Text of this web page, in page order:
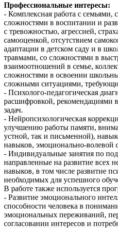
Профессиональные интересы:
- Комплексная работа с семьями,
сложностями в воспитании и
с тревожностью, агрессией,
самооценкой, отсутствием
адаптации в детском саду и в
травмами, со сложностями в
взаимоотношений в семье,
сложностями в освоении
сложными ситуациями,
- Психолого-педагогическая
расшифровкой, рекомендациями
задач.
- Нейропсихологическая
улучшению работы памяти,
устной, так и письменной),
навыков, эмоционально-волевой
- Индивидуальные занятия по
направленные на развитие всех
навыков, в том числе развитие
необходимых для успешного
В работе также используется
- Развитие эмоционального
способности человека в
эмоциональных переживаний,
согласовании интересов и